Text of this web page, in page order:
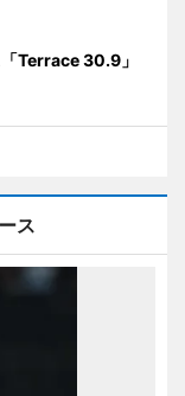
Terrace 30.9」
ス